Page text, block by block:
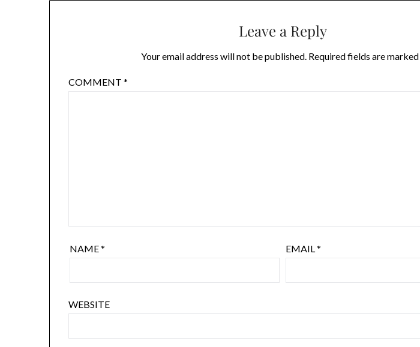
Leave a Reply
Your email address will not be published. Required fields are marked
COMMENT*
NAME* EMAIL*
WEBSITE